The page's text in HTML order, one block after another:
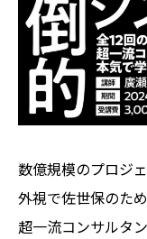
数億規模のプロジ
外視で佐世保のた
超一流コンサルタ